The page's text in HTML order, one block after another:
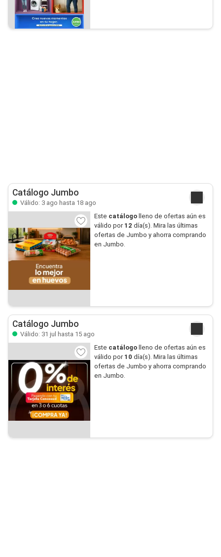
Catálogo Jumbo
Válido: 3 ago hasta 18 ago
Este catálogolleno de ofertas aún es
válido por 12 día(s). Mira las últimas
ofertas de Jumbo y ahorra comprando
en Jumbo.
Catálogo Jumbo
Válido: 31 jul hasta 15 ago
Este catálogolleno de ofertas aún es
válido por 10 día(s). Mira las últimas
ofertas de Jumbo y ahorra comprando
en Jumbo.